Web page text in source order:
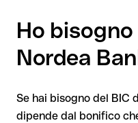
Ho bisogno
Nordea
Se hai bisogno del BIC
dipende dal bonifico